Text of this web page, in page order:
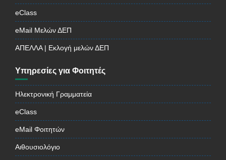
eClass
eMail Μελών ΔΕΠ
ΑΠΕΛΛΑ | Εκλογή μελών ΔΕΠ
Υπηρεσίες για Φοιτητές
Ηλεκτρονική Γραμματεία
eClass
eMail Φοιτητών
Αιθουσιολόγιο